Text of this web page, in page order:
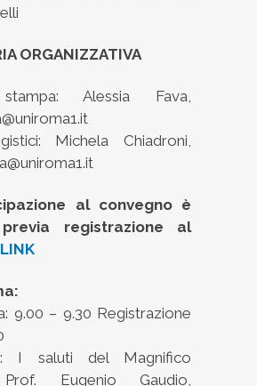
ORGANIZZATIVA
Alessia Fava,
Michela Chiadroni,
al convegno è
registrazione al
LINK
9.00 – 9.30 Registrazione
I saluti del Magnifico
Eugenio Gaudio,